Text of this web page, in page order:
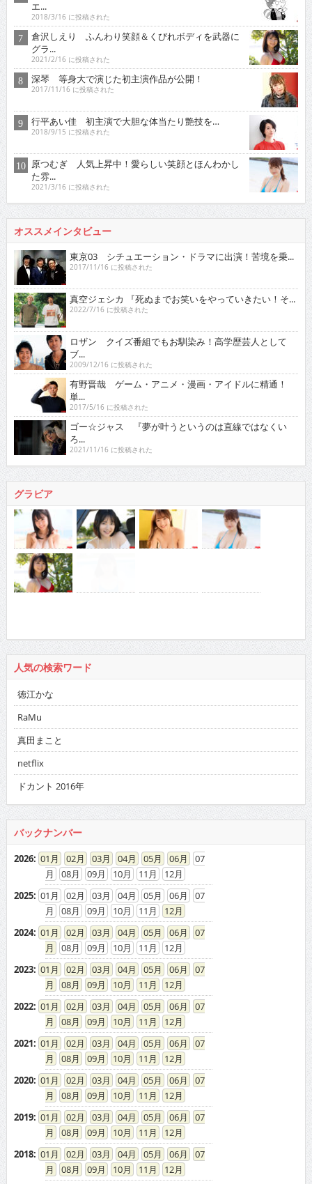
エ...
2018/3/16 に投稿された
倉沢しえり ふんわり笑顔＆くびれボディを武器に
グラ...
2021/2/16 に投稿された
深琴 等身大で演じた初主演作品が公開！
2017/11/16 に投稿された
行平あい佳 初主演で大胆な体当たり艶技を…
2018/9/15 に投稿された
原つむぎ 人気上昇中！愛らしい笑顔とほんわかし
た雰...
2021/3/16 に投稿された
オススメインタビュー
東京03 シチュエーション・ドラマに出演！苦境を乗...
2017/11/16 に投稿された
真空ジェシカ 『死ぬまでお笑いをやっていきたい！そ...
2022/7/16 に投稿された
ロザン クイズ番組でもお馴染み！高学歴芸人として
ブ...
2009/12/16 に投稿された
有野晋哉 ゲーム・アニメ・漫画・アイドルに精通！
単...
2017/5/16 に投稿された
ゴー☆ジャス 『夢が叶うというのは直線ではなくい
ろ...
2021/11/16 に投稿された
グラビア
人気の検索ワード
徳江かな
RaMu
真田まこと
netflix
ドカント 2016年
バックナンバー
2026: 01 02 03 04 05 06
07
08
09 10 11
12
2025: 01 02 03 04 05 06
07
08
09 10 11
12
2024: 01 02 03 04 05 06
07
08
09 10 11
12
2023: 01 02 03 04 05 06
07
08
09 10 11
12
2022: 01 02 03 04 05 06
07
08
09 10 11
12
2021: 01 02 03 04 05 06
07
08
09 10 11
12
2020: 01 02 03 04 05 06
07
08
09 10 11
12
2019: 01 02 03 04 05 06
07
08
09 10 11
12
2018: 01 02 03 04 05 06
07
08
09 10 11
12